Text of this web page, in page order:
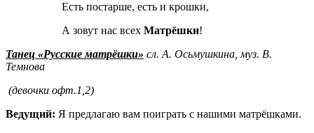
Есть постарше, есть и крошки,
А зовут нас всех Матрёшки!
Танец «Русские матрёшки» сл. А. Осьмушкина, муз. В.
Темнова
(девочки офт.1,2)
Ведущий: Я предлагаю вам поиграть с нашими матрёшками.